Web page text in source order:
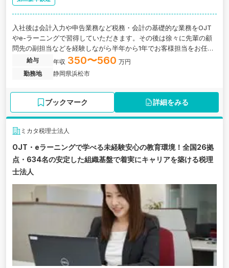
入社後は会計入力や申告業務など税務・会計の基礎的な業務をOJT
やe-ラーニングで習得していただきます。その後は徐々に先輩の顧
問先の副担当などを経験しながら半年から1年でお客様担当をお任せ
します。静岡県浜松市にある、中小企業オーナーに特化したコンサ
ルを強みとする税理士法人の求人です。
給与 年収 350〜560 万円
勤務地
静岡県浜松市
ブックマーク 詳細をみる
ミカタ税理士法人
OJT・eラーニングで学べる未経験安心の教育環境！全国26拠
点・634名の安定した組織基盤で着実にキャリアを築ける税理
士法人